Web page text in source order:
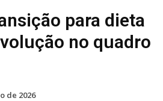
para dieta
no quadro
de 2026